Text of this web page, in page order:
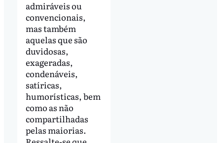
admiráveis ou
convencionais,
mas também
aquelas que são
duvidosas,
exageradas,
condenáveis,
satíricas,
humorísticas, bem
como as não
compartilhadas
pelas maiorias.